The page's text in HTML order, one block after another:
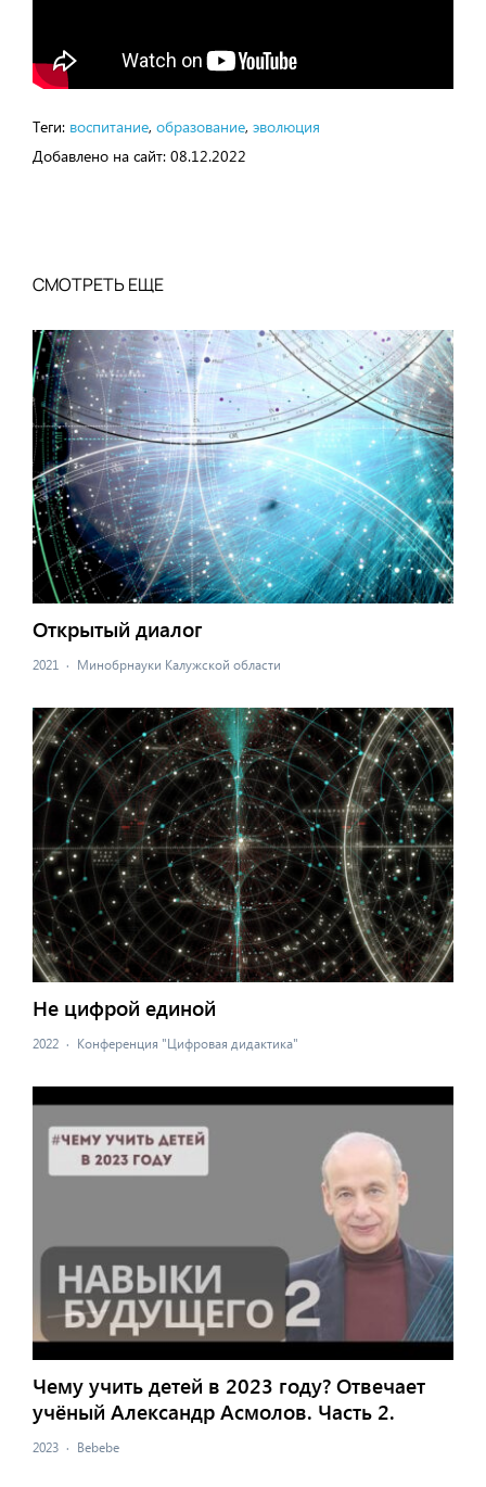
Теги: воспитание, образование, эволюция
Добавлено на сайт: 08.12.2022
СМОТРЕТЬ ЕЩЕ
Открытый диалог
2021 · Минобрнауки Калужской области
Не цифрой единой
2022 · Конференция "Цифровая дидактика"
Чему учить детей в 2023 году? Отвечает
учёный Александр Асмолов. Часть 2.
2023 · Bebebe